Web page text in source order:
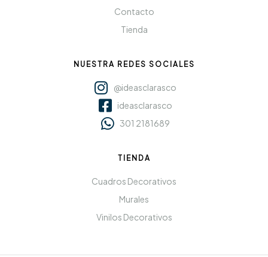
Contacto
Tienda
NUESTRA REDES SOCIALES
@ideasclarasco
ideasclarasco
301 2181689
TIENDA
Cuadros Decorativos
Murales
Vinilos Decorativos